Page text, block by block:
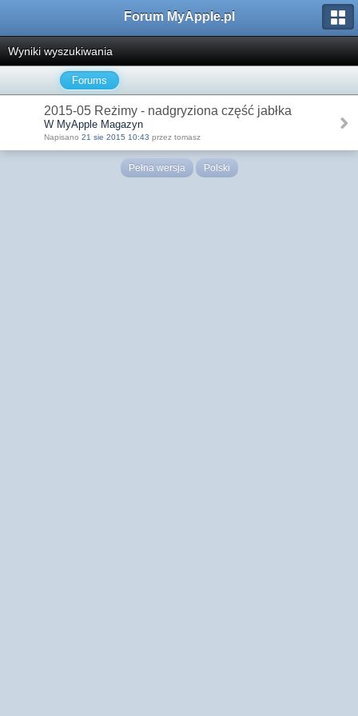
Forum MyApple.pl
Wyniki wyszukiwania
Forums
2015-05 Reżimy - nadgryziona część jabłka
W MyApple Magazyn
Napisano 21 sie 2015 10:43 przez tomasz
Pełna wersja Polski